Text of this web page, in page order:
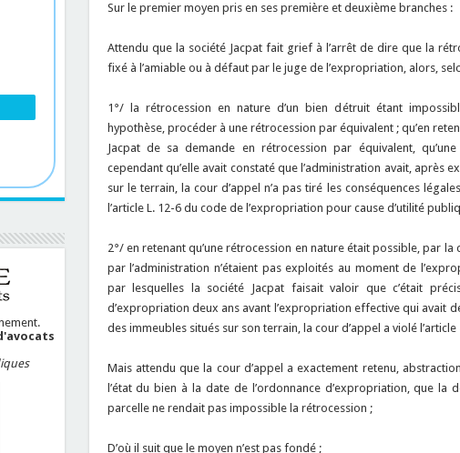
Sur le premier moyen pris en ses première et deuxième branches :
Attendu que la société Jacpat fait grief à l’arrêt de dire que la
fixé à l’amiable ou à défaut par le juge de l’expropriation, alors,
1°/ la rétrocession en nature d’un bien détruit étant
hypothèse, procéder à une rétrocession par équivalent ; qu’en
Jacpat de sa demande en rétrocession par équivalent,
cependant qu’elle avait constaté que l’administration avait, après
sur le terrain, la cour d’appel n’a pas tiré les conséquences
l’article L. 12-6 du code de l’expropriation pour cause d’utilité
2°/ en retenant qu’une rétrocession en nature était possible, par
par l’administration n’étaient pas exploités au moment de
par lesquelles la société Jacpat faisait valoir que c’était
d’expropriation deux ans avant l’expropriation effective qui avait
des immeubles situés sur son terrain, la cour d’appel a violé
Mais attendu que la cour d’appel a exactement retenu,
l’état du bien à la date de l’ordonnance d’expropriation, que la
parcelle ne rendait pas impossible la rétrocession ;
D’où il suit que le moyen n’est pas fondé ;